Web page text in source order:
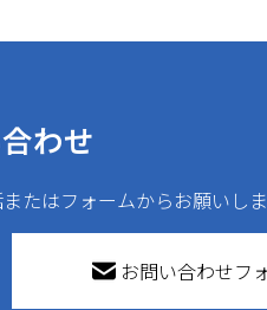
わせ
たはフォームからお願いし
お問い合わせフ